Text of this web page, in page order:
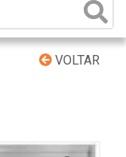
VOLTAR